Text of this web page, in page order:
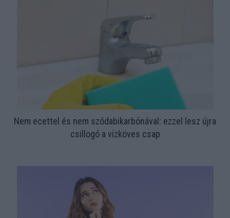
Nem ecettel és nem szódabikarbónával: ezzel lesz újra
csillogó a vízköves csap